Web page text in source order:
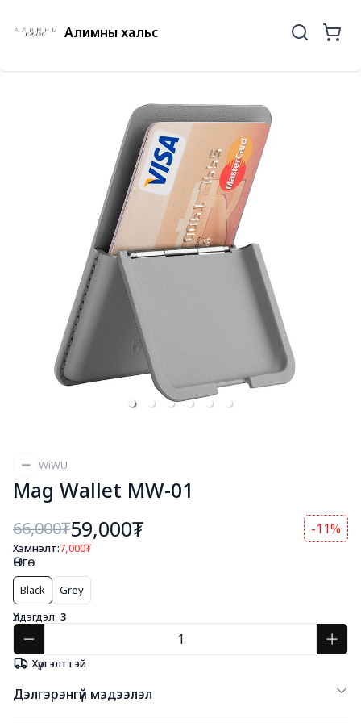
Алимны хальс
WiWU
Mag Wallet MW-01
66,000₮59,000₮ -11%
Хэмнэлт:7,000₮
Өнгө
Black
Grey
Үлдэгдэл: 3
Хүргэлттэй
Дэлгэрэнгүй мэдээлэл